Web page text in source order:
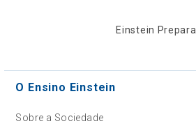
Einstein Prepara
O Ensino Einstein
Sobre a Sociedade